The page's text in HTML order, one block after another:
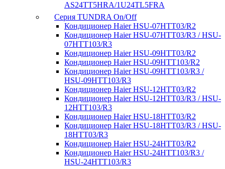
AS24TT5HRA/1U24TL5FRA
Серия TUNDRA On/Off
Кондиционер Haier HSU-07HTT03/R2
Кондиционер Haier HSU-07HTT03/R3 / HSU-
07HTT103/R3
Кондиционер Haier HSU-09HTT03/R2
Кондиционер Haier HSU-09HTT103/R2
Кондиционер Haier HSU-09HTT103/R3 /
HSU-09HTT103/R3
Кондиционер Haier HSU-12HTT03/R2
Кондиционер Haier HSU-12HTT03/R3 / HSU-
12HTT103/R3
Кондиционер Haier HSU-18HTT03/R2
Кондиционер Haier HSU-18HTT03/R3 / HSU-
18HTT03/R3
Кондиционер Haier HSU-24HTT03/R2
Кондиционер Haier HSU-24HTT103/R3 /
HSU-24HTT103/R3